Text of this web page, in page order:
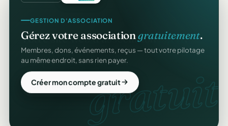
gratuit.
GESTION D'ASSOCIATION
Gérez votre associationgratuitement.
Membres, dons, événements, reçus — tout votre pilotage
au même endroit, sans rien payer.
Créer mon compte gratuit